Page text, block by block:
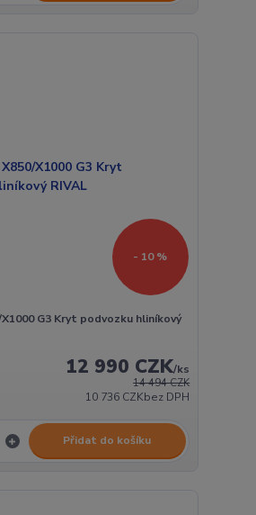
- 10 %
X1000 G3 Kryt podvozku hliníkový
14 494 CZK
12 990 CZK/ks
10 736 CZKbez DPH
Přidat do košíku